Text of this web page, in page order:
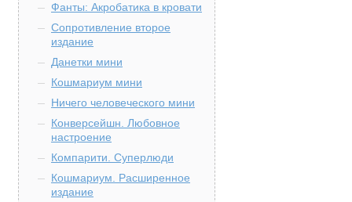
Фанты: Акробатика в кровати
Сопротивление второе
издание
Данетки мини
Кошмариум мини
Ничего человеческого мини
Конверсейшн. Любовное
настроение
Компарити. Суперлюди
Кошмариум. Расширенное
издание